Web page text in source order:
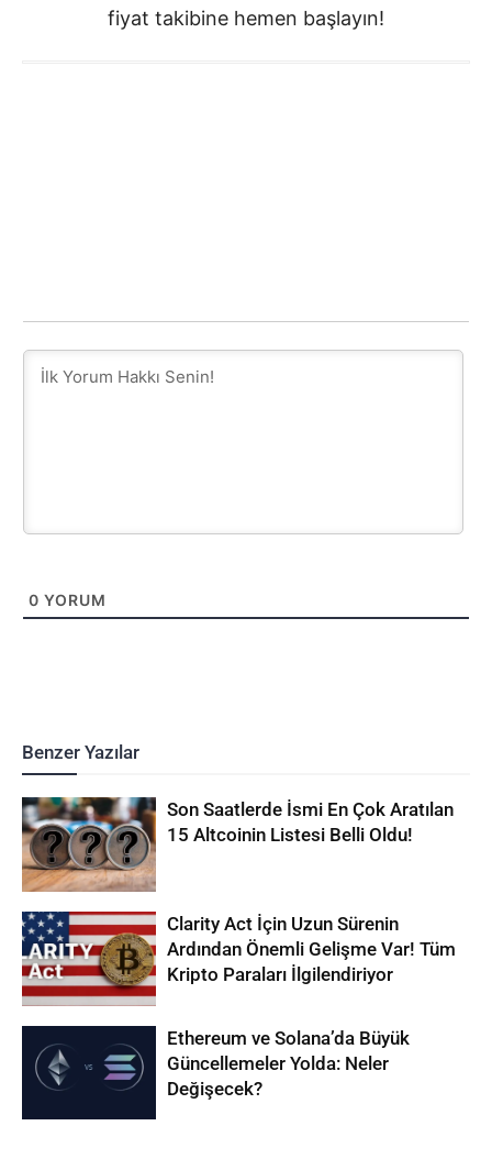
fiyat takibine hemen başlayın!
0 YORUM
Benzer Yazılar
Son Saatlerde İsmi En Çok Aratılan
15 Altcoinin Listesi Belli Oldu!
Clarity Act İçin Uzun Sürenin
Ardından Önemli Gelişme Var! Tüm
Kripto Paraları İlgilendiriyor
Ethereum ve Solana’da Büyük
Güncellemeler Yolda: Neler
Değişecek?